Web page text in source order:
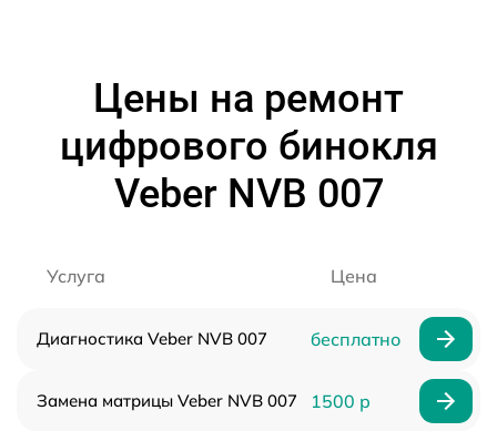
Цены на ремонт
цифрового бинокля
Veber NVB 007
Услуга Цена
Диагностика Veber NVB 007 бесплатно
Замена матрицы Veber NVB 007 1500 р